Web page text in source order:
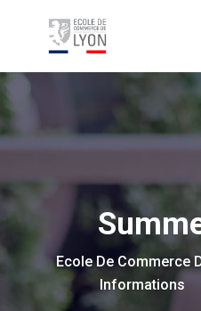
Ecole De Commerce
Informations